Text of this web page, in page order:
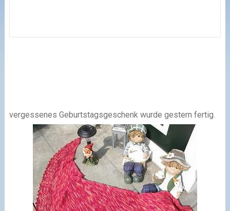
vergessenes Geburtstagsgeschenk wurde gestern fertig.